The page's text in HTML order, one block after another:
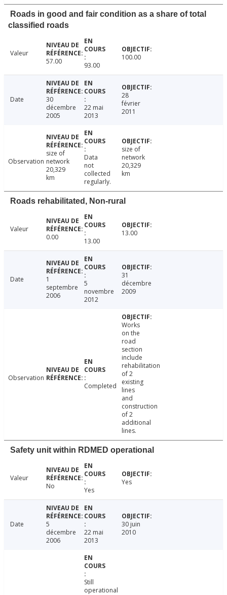
Roads in good and fair condition as a share of total
classified roads
Valeur
57.00
93.00
100.00
Date
30
décembre
2005
22 mai
2013
28
février
2011
Observation
size of
network
20,329
km
Data
not
collected
regularly.
size of
network
20,329
km
Roads rehabilitated, Non-rural
Valeur
0.00
13.00
13.00
Date
1
septembre
2006
5
novembre
2012
31
décembre
2009
Observation
Completed
Works
on the
road
section
include
rehabilitation
of 2
existing
lines
and
construction
of 2
additional
lines.
Safety unit within RDMED operational
Valeur
No
Yes
Yes
Date
5
décembre
2006
22 mai
2013
30 juin
2010
Still
operational